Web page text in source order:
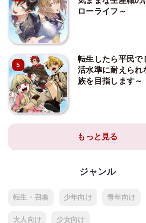
ローライフ～
5
転生したら平民で
活水準に耐えられ
族を目指します～
もっと見る
ジャンル
転生・召喚 少年向け 青年向け
大人向け 少女向け